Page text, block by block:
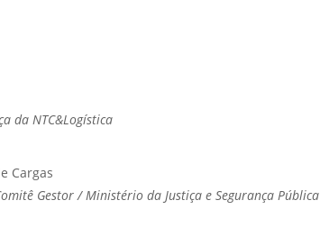
da NTC&Logística
Cargas
Gestor / Ministério da Justiça e Segurança Pública